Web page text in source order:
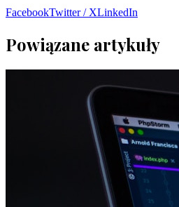
FacebookTwitter / XLinkedIn
Powiązane artykuły